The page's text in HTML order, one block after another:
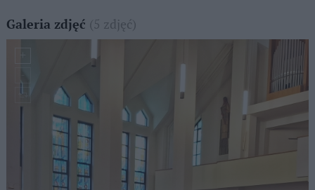
Galeria zdjęć (5 zdjęć)